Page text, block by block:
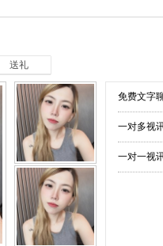
送礼
免费文字
一对多视
一对一视